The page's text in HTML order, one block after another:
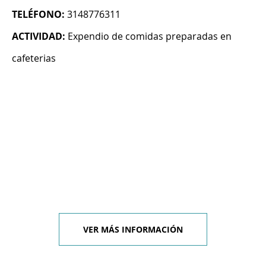
TELÉFONO: 3148776311
ACTIVIDAD: Expendio de comidas preparadas en
cafeterias
VER MÁS INFORMACIÓN